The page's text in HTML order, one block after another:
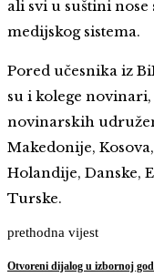
ali svi u suštini
medijskog sistema.
Pored učesnika iz
su i kolege
novinarskih
Makedonije,
Holandije, Danske,
Turske.
prethodna vijest
Otvoreni dijalog u izbornoj